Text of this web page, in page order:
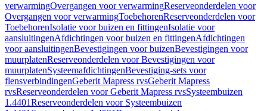
verwarmingOvergangen voor verwarmingReserveonderdelen voor
Overgangen voor verwarmingToebehorenReserveonderdelen voor
ToebehorenIsolatie voor buizen en fittingenIsolatie voor
aansluitingenAfdichtingen voor buizen en fittingenAfdichtingen
voor aansluitingenBevestigingen voor buizenBevestigingen voor
muurplatenReserveonderdelen voor Bevestigingen voor
muurplatenSysteemafdichtingenBevestiging-sets voor
flensverbindingenGeberit Mapress rvsGeberit Mapress
rvsReserveonderdelen voor Geberit Mapress rvsSysteembuizen
1.4401Reserveonderdelen voor Systeembuizen